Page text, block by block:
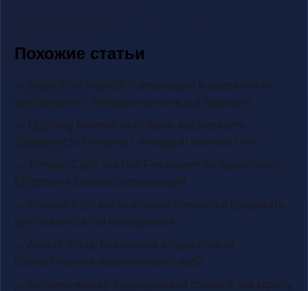
Похожие статьи
→ Aleph Zero AlephBFT: революция в приватности
криптовалют с помощью консенсуса будущего
→ Lightning Network от Amboss: как улучшить
приватность биткоина с помощью анализа сети
→ Tornado Cash: как Gas Fee влияет на приватность
Ethereum и стоимость транзакций
→ Binance P2P: как безопасно покупать и продавать
криптовалюту без посредников
→ Aleo zk-rollup: революция в приватности
блокчейнов или маркетинговый ход?
→ Биткоин-миксер с одноразовой ссылкой: как скрыть